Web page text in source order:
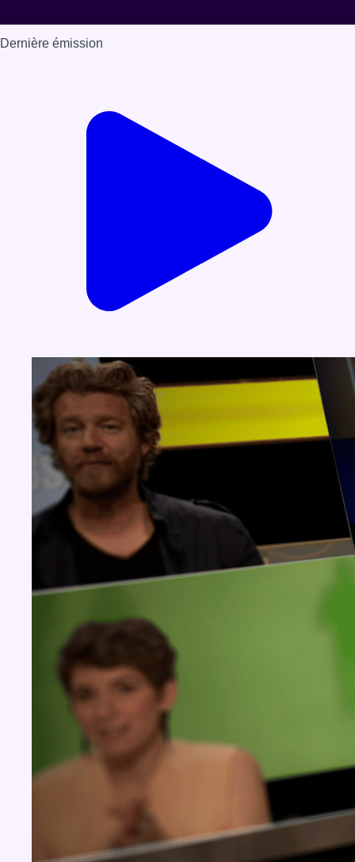
Dernière émission